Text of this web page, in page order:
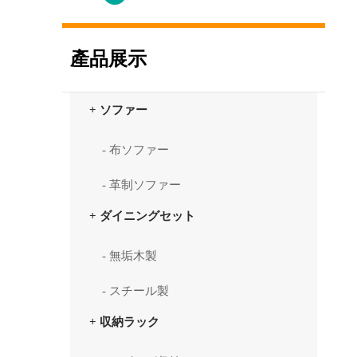
產品展示
+ ソファー
- 布ソファー
- 革制ソファー
+ ダイニングセット
- 無垢木製
- スチール製
+ 収納ラック